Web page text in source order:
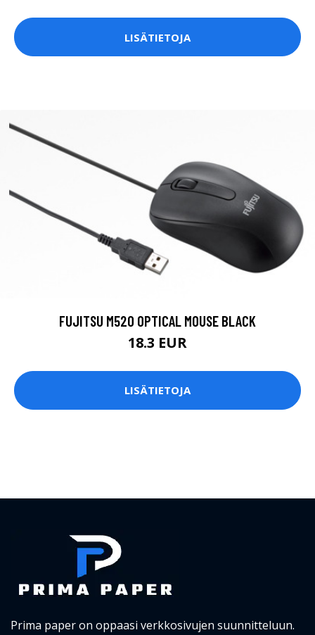
LISÄTIETOJA
FUJITSU M520 OPTICAL MOUSE BLACK
18.3 EUR
LISÄTIETOJA
Prima paper on oppaasi verkkosivujen suunnitteluun.